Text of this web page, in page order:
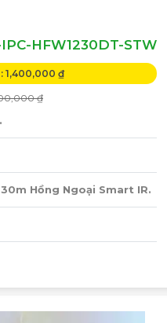
HFW1230DT-STW
1,400,000 ₫
₫
Hồng Ngoại Smart IR.